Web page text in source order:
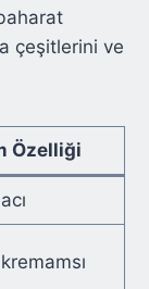
çeşitlerini ve
Özelliği